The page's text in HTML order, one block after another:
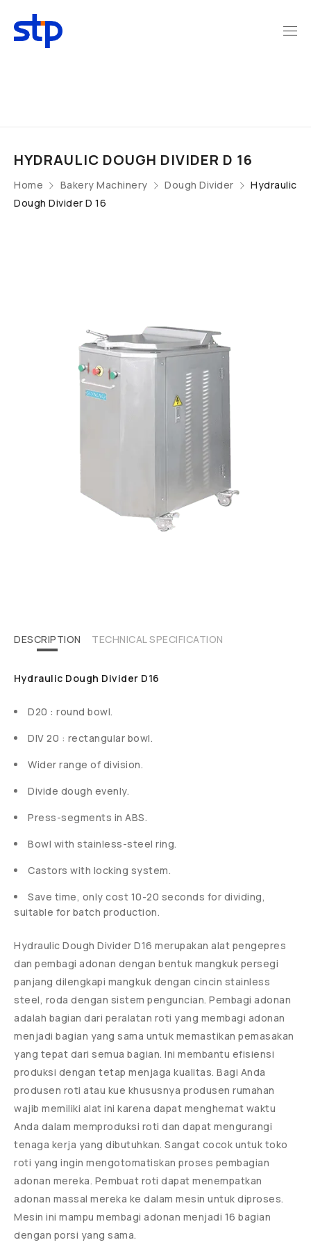
Home Bakery Machinery Dough Divider
Hydraulic
Dough Divider D 16
HYDRAULIC DOUGH DIVIDER D 16
DESCRIPTION TECHNICAL SPECIFICATION
Hydraulic Dough Divider D16
D20 : round bowl.
DIV 20 : rectangular bowl.
Wider range of division.
Divide dough evenly.
Press-segments in ABS.
Bowl with stainless-steel ring.
Castors with locking system.
Save time, only cost 10-20 seconds for dividing,
suitable for batch production.
Hydraulic Dough Divider D16 merupakan alat pengepres
dan pembagi adonan dengan bentuk mangkuk persegi
panjang dilengkapi mangkuk dengan cincin stainless
steel, roda dengan sistem penguncian. Pembagi adonan
adalah bagian dari peralatan roti yang membagi adonan
menjadi bagian yang sama untuk memastikan pemasakan
yang tepat dari semua bagian. Ini membantu efisiensi
produksi dengan tetap menjaga kualitas. Bagi Anda
produsen roti atau kue khususnya produsen rumahan
wajib memiliki alat ini karena dapat menghemat waktu
Anda dalam memproduksi roti dan dapat mengurangi
tenaga kerja yang dibutuhkan. Sangat cocok untuk toko
roti yang ingin mengotomatiskan proses pembagian
adonan mereka. Pembuat roti dapat menempatkan
adonan massal mereka ke dalam mesin untuk diproses.
Mesin ini mampu membagi adonan menjadi 16 bagian
dengan porsi yang sama.